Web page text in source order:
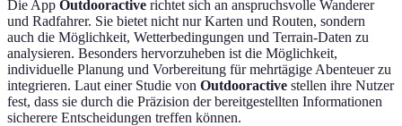
Die App Outdooractive richtet sich an anspruchsvolle Wanderer
und Radfahrer. Sie bietet nicht nur Karten und Routen, sondern
auch die Möglichkeit, Wetterbedingungen und Terrain-Daten zu
analysieren. Besonders hervorzuheben ist die Möglichkeit,
individuelle Planung und Vorbereitung für mehrtägige Abenteuer zu
integrieren. Laut einer Studie von Outdooractive stellen ihre Nutzer
fest, dass sie durch die Präzision der bereitgestellten Informationen
sicherere Entscheidungen treffen können.